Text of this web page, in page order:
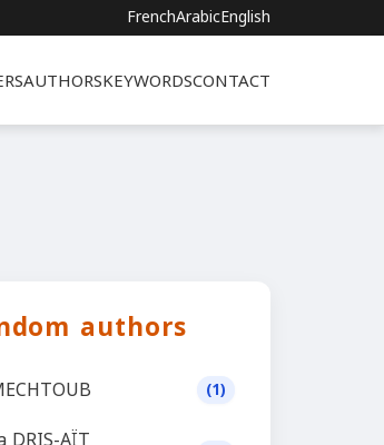
FrenchArabicEnglish
AUTHORSKEYWORDSCONTACT
authors
(1)